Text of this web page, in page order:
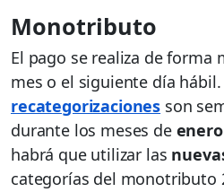
Monotributo
El pago se realiza de forma
mes o el siguiente día hábil.
recategorizaciones son
durante los meses de
habrá que utilizar las
categorías del monotributo